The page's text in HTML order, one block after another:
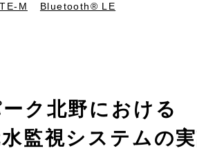
M Bluetooth® LE
ク北野における
監視システムの